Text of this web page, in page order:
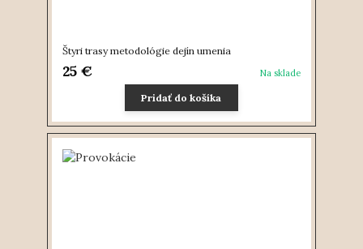
Štyri trasy metodológie dejín umenia
25 € Na sklade
Pridať do košíka